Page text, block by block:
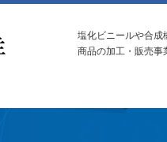
塩化ビニールや合成
商品の加工・販売事